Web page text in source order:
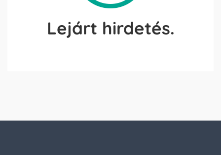
Lejárt hirdetés.